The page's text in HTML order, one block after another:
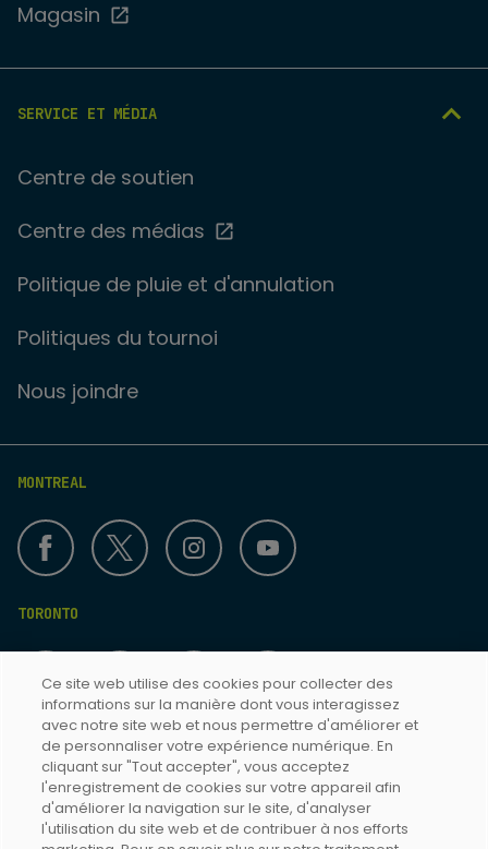
Magasin
SERVICE ET MÉDIA
Centre de soutien
Centre des médias
Politique de pluie et d'annulation
Politiques du tournoi
Nous joindre
MONTREAL
TORONTO
Termes & Conditions
Politique de confidentialité
Ce site web utilise des cookies pour collecter des
informations sur la manière dont vous interagissez
avec notre site web et nous permettre d'améliorer et
de personnaliser votre expérience numérique. En
cliquant sur "Tout accepter", vous acceptez
l'enregistrement de cookies sur votre appareil afin
d'améliorer la navigation sur le site, d'analyser
l'utilisation du site web et de contribuer à nos efforts